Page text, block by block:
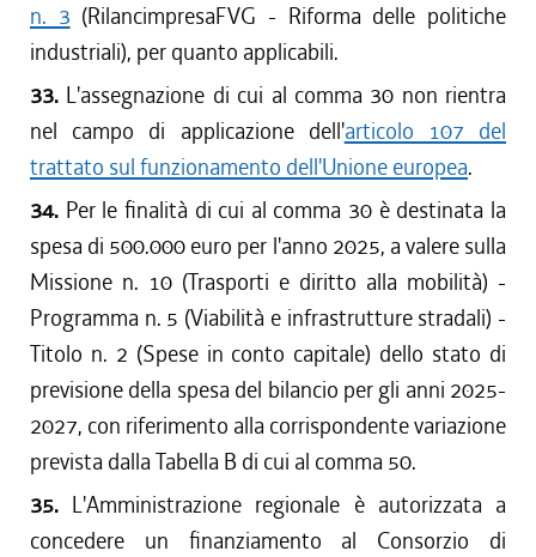
n. 3 (RilancimpresaFVG - Riforma delle politiche
industriali), per quanto applicabili.
33. L'assegnazione di cui al comma 30 non rientra
nel campo di applicazione dell'articolo 107 del
trattato sul funzionamento dell'Unione europea.
34. Per le finalità di cui al comma 30 è destinata la
spesa di 500.000 euro per l'anno 2025, a valere sulla
Missione n. 10 (Trasporti e diritto alla mobilità) -
Programma n. 5 (Viabilità e infrastrutture stradali) -
Titolo n. 2 (Spese in conto capitale) dello stato di
previsione della spesa del bilancio per gli anni 2025-
2027, con riferimento alla corrispondente variazione
prevista dalla Tabella B di cui al comma 50.
35. L'Amministrazione regionale è autorizzata a
concedere un finanziamento al Consorzio di